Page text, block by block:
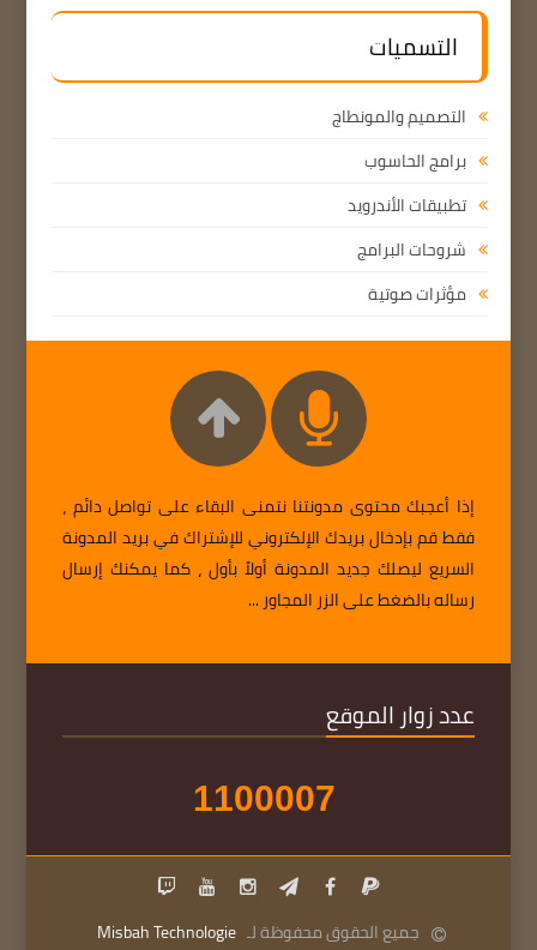
التسميات
التصميم والمونطاج
برامج الحاسوب
تطبيقات الأندرويد
شروحات البرامج
مؤثرات صوتية
إذا أعجبك محتوى مدونتنا نتمنى البقاء على تواصل دائم ،
فقط قم بإدخال بريدك الإلكتروني للإشتراك في بريد المدونة
السريع ليصلك جديد المدونة أولاً بأول ، كما يمكنك إرسال
رساله بالضغط على الزر المجاور ...
عدد زوار الموقع
1100007
جميع الحقوق محفوظة لـ Misbah Technologie